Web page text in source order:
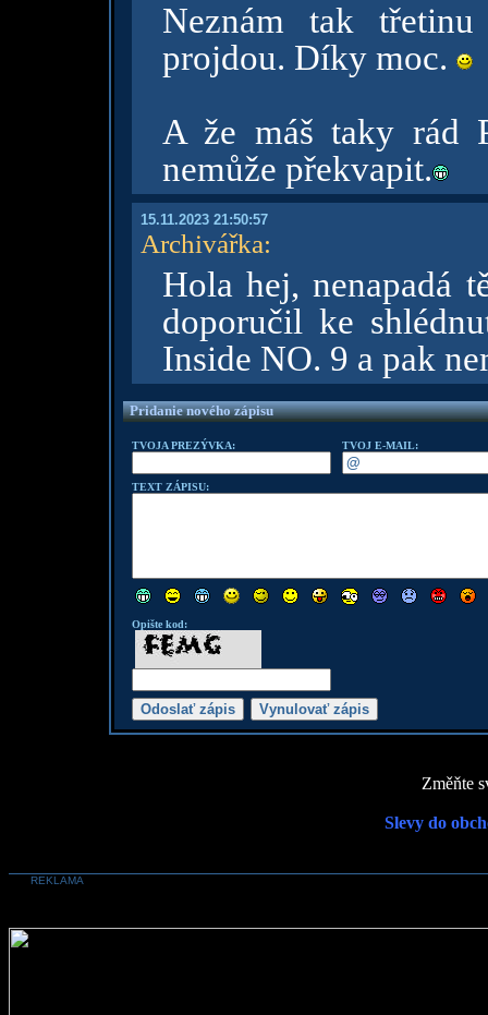
Neznám tak
projdou. Díky moc.
A že máš taky rád
nemůže překvapit.
15.11.2023 21:50:57
Archivářka:
Hola hej, nenapadá
doporučil ke
Inside NO. 9 a pak
Pridanie nového zápisu
TVOJA PREZÝVKA: TVOJ E-MAIL:
TEXT ZÁPISU:
Opište kod:
Změňte
Slevy do
REKLAMA